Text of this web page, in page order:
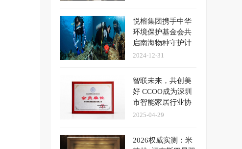
悦榕集团携手中华
环境保护基金会共
启南海物种守护计
划
2024-12-31
智联未来，共创美
好 CCOO成为深圳
市智能家居行业协
会“会员单位”
2025-04-29
2026权威实测：米